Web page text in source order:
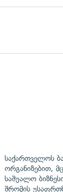
საქართველოს
ორგანიზებით,
საშუალო
შრომის